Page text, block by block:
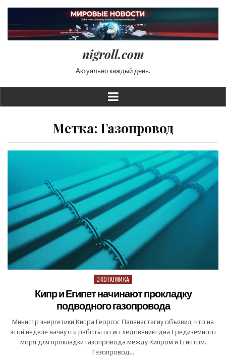
nigroll.com
Актуально каждый день.
Метка: Газопровод
Posted in
ЭКОНОМИКА
Кипр и Египет начинают прокладку
подводного газопровода
Министр энергетики Кипра Георгос Папанастасиу объявил, что на
этой неделе начнутся работы по исследованию дна Средиземного
моря для прокладки газопровода между Кипром и Египтом.
Газопровод…